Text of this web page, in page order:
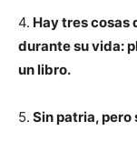
4. Hay tres cosas
durante su vida:
un libro.
5. Sin patria, pero